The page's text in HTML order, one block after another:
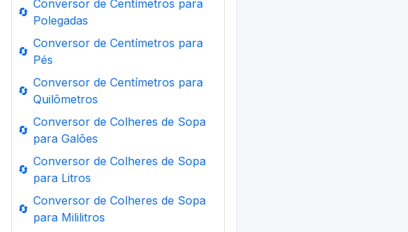
🔄
Conversor de Centímetros para
Polegadas
🔄
Conversor de Centímetros para
Pés
🔄
Conversor de Centímetros para
Quilômetros
🔄
Conversor de Colheres de Sopa
para Galões
🔄
Conversor de Colheres de Sopa
para Litros
🔄
Conversor de Colheres de Sopa
para Mililitros